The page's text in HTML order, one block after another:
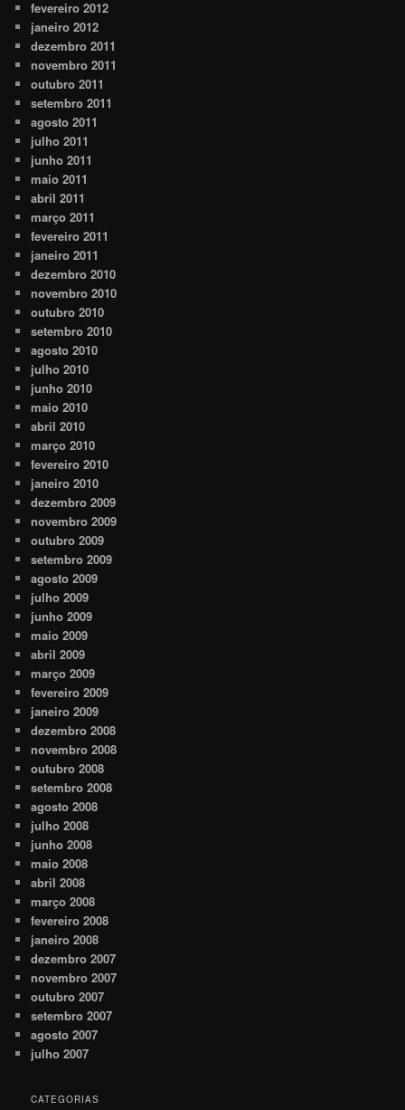
fevereiro 2012
janeiro 2012
dezembro 2011
novembro 2011
outubro 2011
setembro 2011
agosto 2011
julho 2011
junho 2011
maio 2011
abril 2011
março 2011
fevereiro 2011
janeiro 2011
dezembro 2010
novembro 2010
outubro 2010
setembro 2010
agosto 2010
julho 2010
junho 2010
maio 2010
abril 2010
março 2010
fevereiro 2010
janeiro 2010
dezembro 2009
novembro 2009
outubro 2009
setembro 2009
agosto 2009
julho 2009
junho 2009
maio 2009
abril 2009
março 2009
fevereiro 2009
janeiro 2009
dezembro 2008
novembro 2008
outubro 2008
setembro 2008
agosto 2008
julho 2008
junho 2008
maio 2008
abril 2008
março 2008
fevereiro 2008
janeiro 2008
dezembro 2007
novembro 2007
outubro 2007
setembro 2007
agosto 2007
julho 2007
CATEGORIAS